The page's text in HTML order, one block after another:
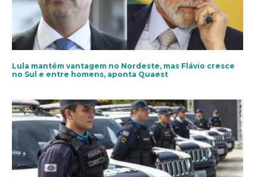
Lula mantém vantagem no Nordeste, mas Flávio cresce
no Sul e entre homens, aponta Quaest